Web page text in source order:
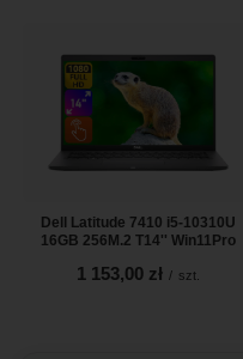
Dell Latitude 7410 i5-10310U
16GB 256M.2 T14'' Win11Pro
1 153,00 zł / szt.